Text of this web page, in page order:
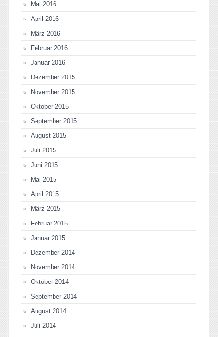
Mai 2016
April 2016
März 2016
Februar 2016
Januar 2016
Dezember 2015
November 2015
Oktober 2015
September 2015
August 2015
Juli 2015
Juni 2015
Mai 2015
April 2015
März 2015
Februar 2015
Januar 2015
Dezember 2014
November 2014
Oktober 2014
September 2014
August 2014
Juli 2014